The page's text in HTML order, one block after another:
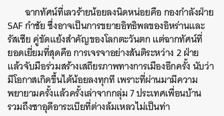
ฉากทัศน์ที่เลวร้ายน้อยลงนิดหน่อยคือ กองกำลังฝ่าย
SAF กำชัย ซึ่งอาจเป็นการขยายอิทธิพลของอิหร่านและ
รัสเซีย คู่ขัดแย้งสำคัญของโลกตะวันตก แต่ฉากทัศน์ที่
ยอดเยี่ยมที่สุดคือ การเจรจาอย่างสันติระหว่าง 2 ฝ่าย
แล้วจับมือร่วมสร้างเสถียรภาพทางการเมืองอีกครั้ง นับว่า
มีโอกาสเกิดขึ้นได้น้อยลงทุกที เพราะที่ผ่านมามีความ
พยายามครั้งแล้วครั้งเล่าจากกลุ่ม 7 ประเทศเพื่อนบ้าน
รวมถึงซาอุดีอาระเบียที่ต่างล้มเหลวไม่เป็นท่า